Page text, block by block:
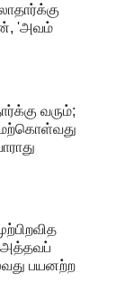
'அவம்
வரும்;
அத்தவப்
பயனற்ற